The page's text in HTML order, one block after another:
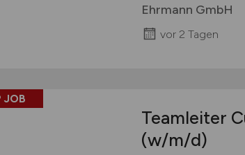
Ehrmann GmbH
vor 2 Tagen
JOB
Teamleiter
(w/m/d)